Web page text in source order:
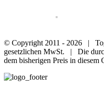
© Copyright 2011 - 2026 |
gesetzlichen MwSt. | Die
dem bisherigen Preis in